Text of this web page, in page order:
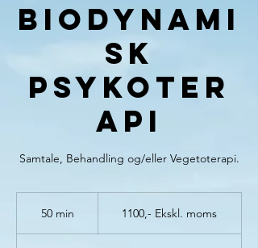
Biodynami
sk
Psykoter
api
Samtale, Behandling og/eller Vegetoterapi.
50 min 1100,- Ekskl. moms